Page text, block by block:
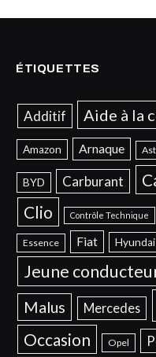
ÉTIQUETTES
Additif Aide à la
Amazon Arnaque
BYD Carburant
Clio Contrôle Technique
Essence Fiat Hyundai
Jeune
Malus Mercedes
Occasion Opel